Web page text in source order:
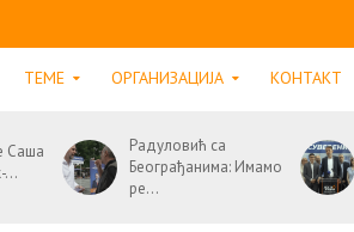
ТЕМЕ ОРГАНИЗАЦИЈА КОНТАКТ
Саша
...
Радуловић са
Београђанима: Имамо
ре...